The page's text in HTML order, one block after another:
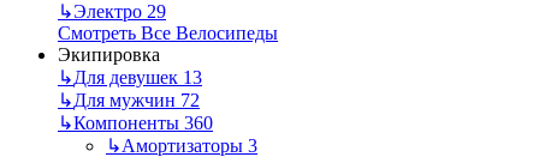
↳Электро 29
Смотреть Все Велосипеды
Экипировка
↳Для девушек 13
↳Для мужчин 72
↳Компоненты 360
↳Амортизаторы 3